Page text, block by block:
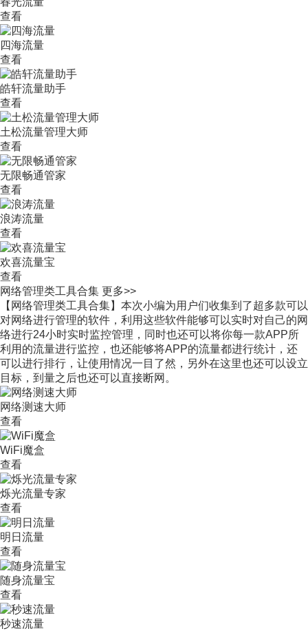
查看
四海流量
查看
皓轩流量助手
查看
土松流量管理大师
查看
无限畅通管家
查看
浪涛流量
查看
欢喜流量宝
查看
网络管理类工具合集 更多>>
【网络管理类工具合集】本次小编为用户们收集到了超多款可以
对网络进行管理的软件，利用这些软件能够可以实时对自己的网
络进行24小时实时监控管理，同时也还可以将你每一款APP所
利用的流量进行监控，也还能够将APP的流量都进行统计，还
可以进行排行，让使用情况一目了然，另外在这里也还可以设立
目标，到量之后也还可以直接断网。
网络测速大师
查看
WiFi魔盒
查看
烁光流量专家
查看
明日流量
查看
随身流量宝
查看
秒速流量